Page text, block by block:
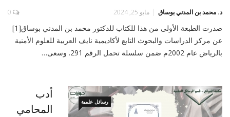
د. محمد بن المدني بوساق مايو 25, 2024 0
صدرت الطبعة الأولى من هذا للكتاب للدكتور محمد بن المدني بوساق[1]
عن مركز الدراسات والبحوث التابع لأكاديمية نايف العربية للعلوم الأمنية
بالرياض عام 2002م ضمن سلسلة تحمل الرقم 291. وسعى…
رسائل علمية
أدب
المحامي